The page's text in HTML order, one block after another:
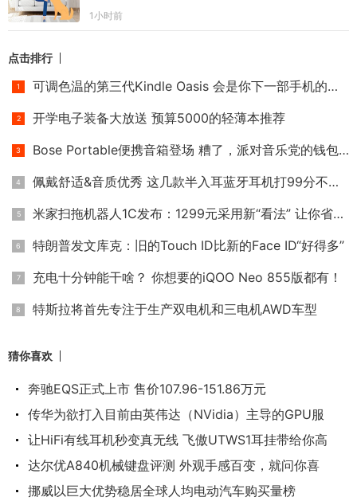
1小时前
点击排行
可调色温的第三代Kindle Oasis 会是你下一部手机的选择吗？
开学电子装备大放送 预算5000的轻薄本推荐
Bose Portable便携音箱登场 糟了，派对音乐党的钱包不保！
佩戴舒适&音质优秀 这几款半入耳蓝牙耳机打99分不过分！
米家扫拖机器人1C发布：1299元采用新“看法” 让你省时省力又省
特朗普发文库克：旧的Touch ID比新的Face ID“好得多”
充电十分钟能干啥？ 你想要的iQOO Neo 855版都有！
特斯拉将首先专注于生产双电机和三电机AWD车型
猜你喜欢
奔驰EQS正式上市 售价107.96-151.86万元
传华为欲打入目前由英伟达（NVidia）主导的GPU服
让HiFi有线耳机秒变真无线 飞傲UTWS1耳挂带给你高
达尔优A840机械键盘评测 外观手感百变，就问你喜
挪威以巨大优势稳居全球人均电动汽车购买量榜